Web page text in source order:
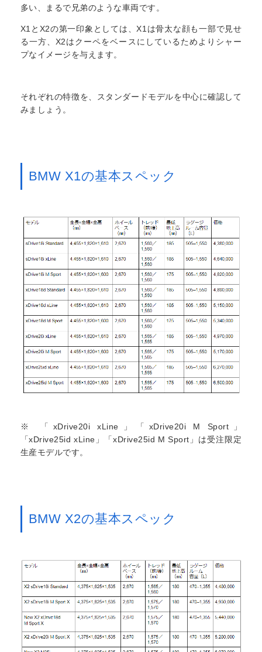
多い、まるで兄弟のような車両です。
X1とX2の第一印象としては、X1は骨太な顔も一部で見せ
る一方、X2はクーペをベースにしているためよりシャー
プなイメージを与えます。
それぞれの特徴を、スタンダードモデルを中心に確認して
みましょう。
BMW X1の基本スペック
※ 「xDrive20i xLine」「xDrive20i M Sport」
「xDrive25id xLine」「xDrive25id M Sport」は受注限定
生産モデルです。
BMW X2の基本スペック